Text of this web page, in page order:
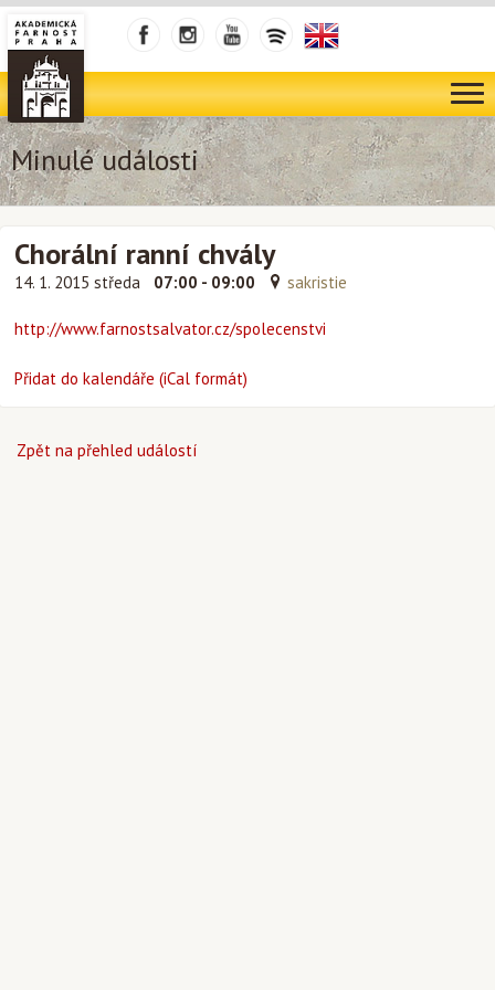
Minulé události
Chorální ranní chvály
14. 1. 2015 středa 07:00 - 09:00 sakristie
http://www.farnostsalvator.cz/spolecenstvi
Přidat do kalendáře (iCal formát)
Zpět na přehled událostí